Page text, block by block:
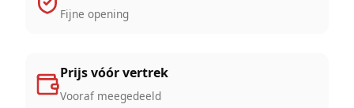
Fijne opening
Prijs vóór vertrek
Vooraf meegedeeld